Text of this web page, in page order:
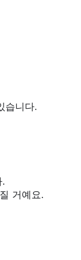
습니다.
거예요.